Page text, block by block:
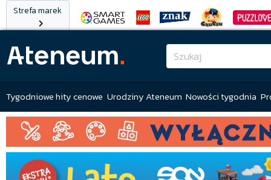
Strefa marek
Tygodniowe hity cenowe Urodziny Ateneum Nowości tygodnia